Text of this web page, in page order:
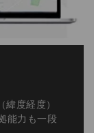
度経度）
能力も一段